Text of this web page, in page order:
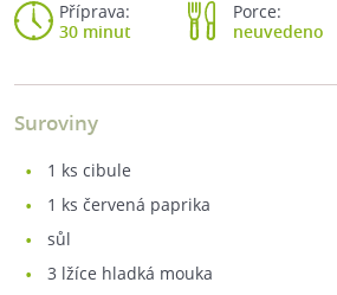
Příprava:
30 minut
Porce:
neuvedeno
Suroviny
1 ks cibule
1 ks červená paprika
sůl
3 lžíce hladká mouka